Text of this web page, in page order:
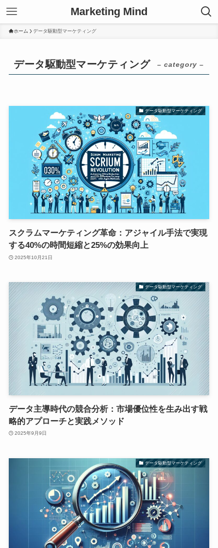
Marketing Mind
ホーム データ駆動型マーケティング
データ駆動型マーケティング – category –
データ駆動型マーケティング
スクラムマーケティング革命：アジャイル手法で実現
する40%の時間短縮と25%の効果向上
2025年10月21日
データ駆動型マーケティング
データ主導時代の競合分析：市場優位性を生み出す戦
略的アプローチと実践メソッド
2025年9月9日
データ駆動型マーケティング